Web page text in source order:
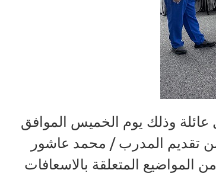
وذلك يوم الخميس الموافق
من تقديم المدرب / محمد عاشور
المواضيع المتعلقة بالاسعافات